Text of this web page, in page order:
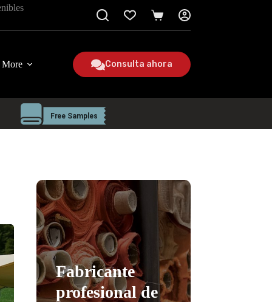
Carro
de
compra
More
Consulta ahora
Fabricante
profesional de